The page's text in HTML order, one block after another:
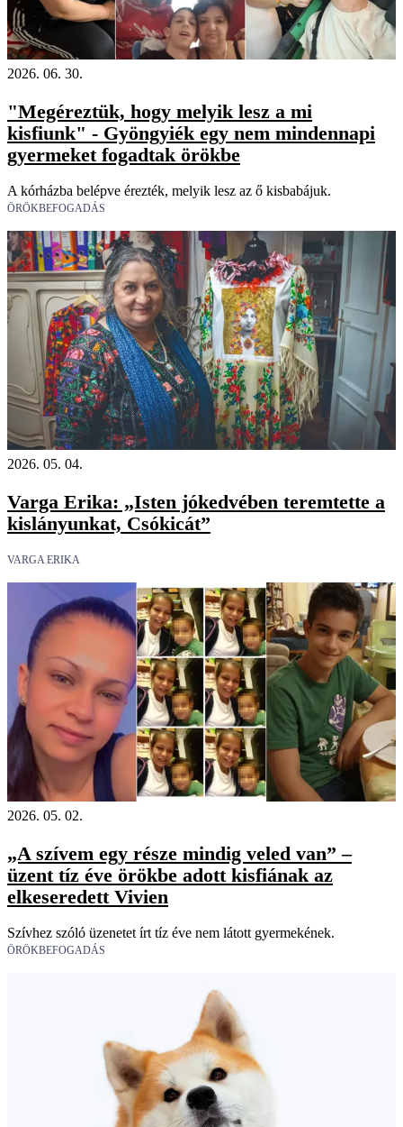
2026. 06. 30.
"Megéreztük, hogy melyik lesz a mi
kisfiunk" - Gyöngyiék egy nem mindennapi
gyermeket fogadtak örökbe
A kórházba belépve érezték, melyik lesz az ő kisbabájuk.
ÖRÖKBEFOGADÁS
2026. 05. 04.
Varga Erika: „Isten jókedvében teremtette a
kislányunkat, Csókicát”
VARGA ERIKA
2026. 05. 02.
„A szívem egy része mindig veled van” –
üzent tíz éve örökbe adott kisfiának az
elkeseredett Vivien
Szívhez szóló üzenetet írt tíz éve nem látott gyermekének.
ÖRÖKBEFOGADÁS